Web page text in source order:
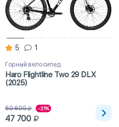
5 1
Горный велосипед
Haro Flightline Two 29 DLX
(2025)
60 600 -21%
47 700